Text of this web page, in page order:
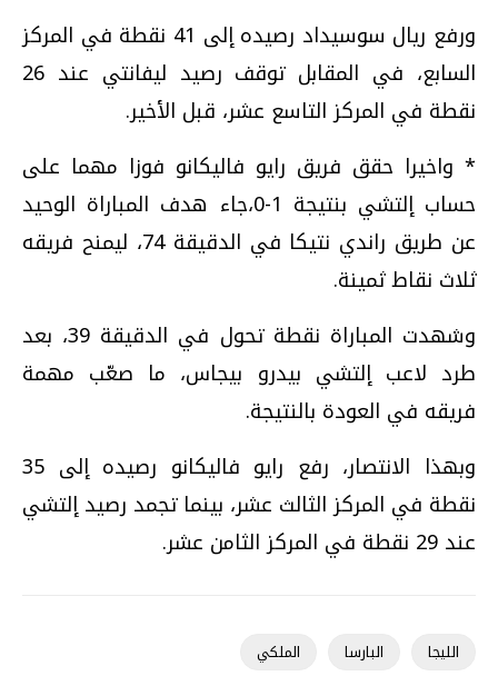
ورفع ريال سوسيداد رصيده إلى 41 نقطة في المركز
السابع، في المقابل توقف رصيد ليفانتي عند 26
نقطة في المركز التاسع عشر، قبل الأخير.
* واخيرا حقق فريق رايو فاليكانو فوزا مهما على
حساب إلتشي بنتيجة 1-0،جاء هدف المباراة الوحيد
عن طريق راندي نتيكا في الدقيقة 74، ليمنح فريقه
ثلاث نقاط ثمينة.
وشهدت المباراة نقطة تحول في الدقيقة 39، بعد
طرد لاعب إلتشي بيدرو بيجاس، ما صعّب مهمة
فريقه في العودة بالنتيجة.
وبهذا الانتصار، رفع رايو فاليكانو رصيده إلى 35
نقطة في المركز الثالث عشر، بينما تجمد رصيد إلتشي
عند 29 نقطة في المركز الثامن عشر.
الليجا البارسا الملكي